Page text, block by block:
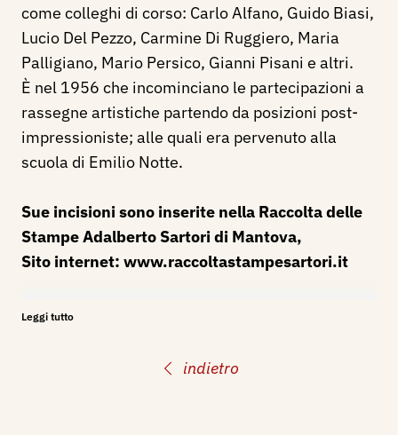
indietro
come colleghi di corso: Carlo Alfano, Guido Biasi,
Lucio Del Pezzo, Carmine Di Ruggiero, Maria
Palligiano, Mario Persico, Gianni Pisani e altri.
È nel 1956 che incominciano le partecipazioni a
rassegne artistiche partendo da posizioni post-
impressioniste; alle quali era pervenuto alla
scuola di Emilio Notte.
Sue incisioni sono inserite nella Raccolta delle
Stampe Adalberto Sartori di Mantova,
Sito internet: www.raccoltastampesartori.it
Bibliografia:
Contemporanea 2014, a cura di Arianna Sartori,
Leggi tutto